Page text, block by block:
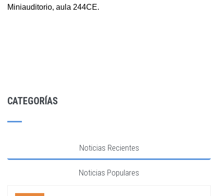
Miniauditorio, aula 244CE.
CATEGORÍAS
Noticias Recientes
Noticias Populares